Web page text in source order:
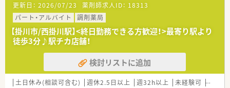
更新日： 2026/07/23 薬剤師求人ID： 18313
パート・アルバイト
調剤薬局
【掛川市/西掛川駅】<終日勤務できる方歓迎！>最寄り駅より
徒歩3分♪駅チカ店舗！
検討リストに追加
土日休み(相談可含む) 週休2.5日以上 週32h以上 未経験可 ブラン